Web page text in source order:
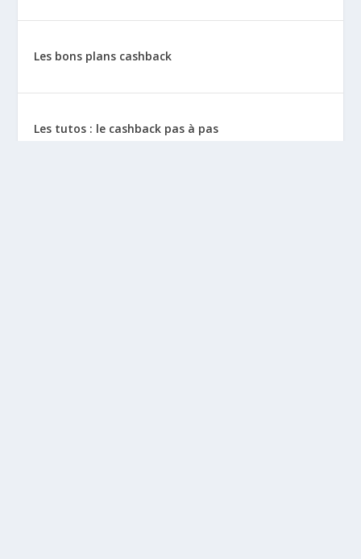
Les bons plans cashback
Les tutos : le cashback pas à pas